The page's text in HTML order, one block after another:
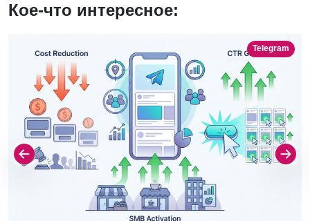
Кое-что интересное:
Telegram